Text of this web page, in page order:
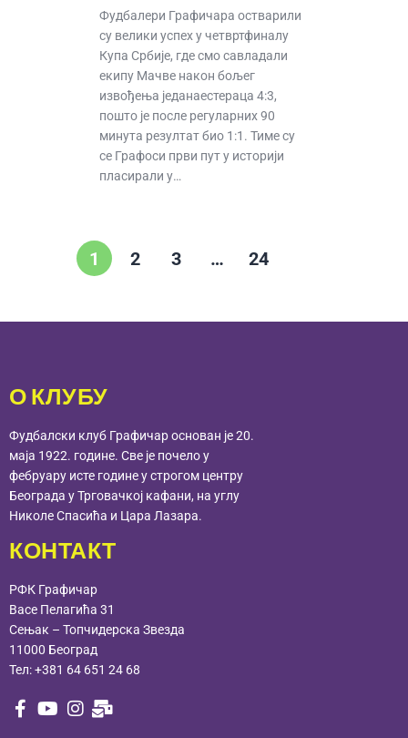
Фудбалери Графичара остварили
су велики успех у четвртфиналу
Купа Србије, где смо савладали
екипу Мачве након бољег
извођења једанаестераца 4:3,
пошто је после регуларних 90
минута резултат био 1:1. Тиме су
се Графоси први пут у историји
пласирали у…
1 2 3 … 24
О КЛУБУ
Фудбалски клуб Графичар основан је 20.
маја 1922. године. Све је почело у
фебруару исте године у строгом центру
Београда у Трговачкој кафани, на углу
Николе Спасића и Цара Лазара.
КОНТАКТ
РФК Графичар
Васе Пелагића 31
Сењак – Топчидерска Звезда
11000 Београд
Тел:+381 64 651 24 68